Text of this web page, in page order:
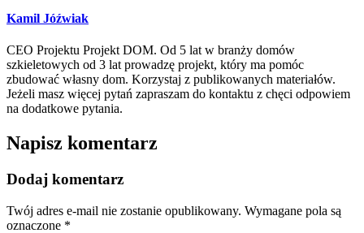
Kamil Jóźwiak
CEO Projektu Projekt DOM. Od 5 lat w branży domów
szkieletowych od 3 lat prowadzę projekt, który ma pomóc
zbudować własny dom. Korzystaj z publikowanych materiałów.
Jeżeli masz więcej pytań zapraszam do kontaktu z chęci odpowiem
na dodatkowe pytania.
Napisz komentarz
Dodaj komentarz
Twój adres e-mail nie zostanie opublikowany. Wymagane pola są
oznaczone *